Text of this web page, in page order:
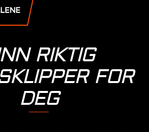
RIKTIG
FOR
DEG